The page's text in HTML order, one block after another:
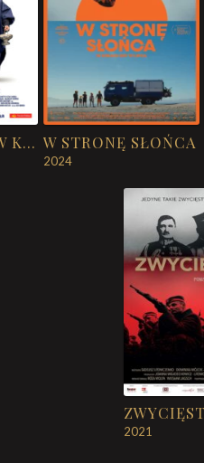
U PANA BOGA W KRÓLOWYM MOŚCIE W STRONĘ SŁOŃCA
2024
2021